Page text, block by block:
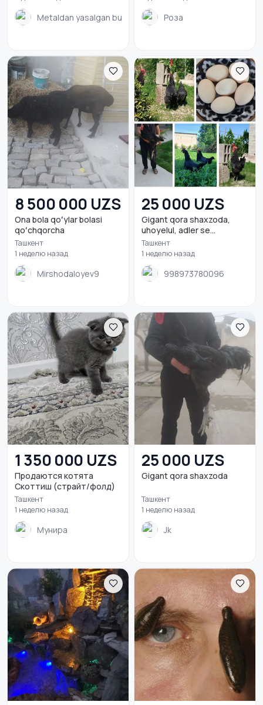
Metaldan yasalgan buyumlar Роза
8 500 000 UZS
Ona bola qoʻylar bolasi
qoʻchqorcha
Ташкент
1 неделю назад
Mirshodaloyev9
25 000 UZS
Gigant qora shaxzoda,
uhoyelul, adler se...
Ташкент
1 неделю назад
998973780096
1 350 000 UZS
Продаются котята
Скоттиш (страйт/фолд)
Ташкент
1 неделю назад
Мунира
25 000 UZS
Gigant qora shaxzoda
Ташкент
1 неделю назад
Jk